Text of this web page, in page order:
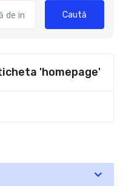
Caută
'homepage'